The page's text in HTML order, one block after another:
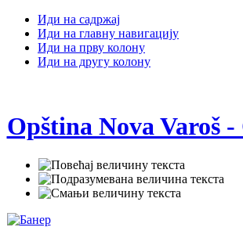
Иди на садржај
Иди на главну навигацију
Иди на прву колону
Иди на другу колону
Opština Nova Varoš